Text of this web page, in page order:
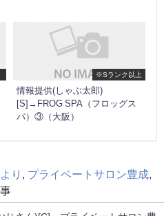
※Sランク以上
情報提供(しゃぶ太郎)
[S]→FROG SPA（フロッグス
パ）③（大阪）
り プライベートサロン豊成